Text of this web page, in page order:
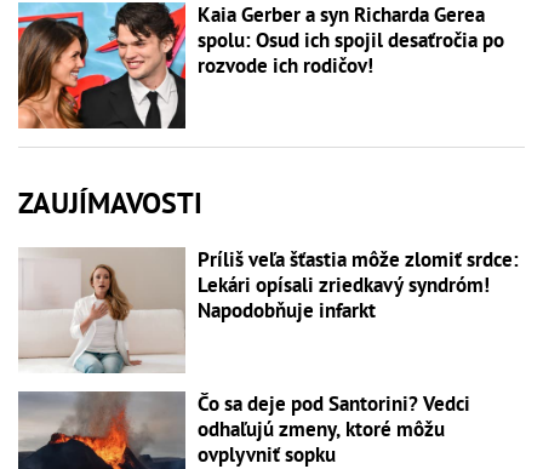
Kaia Gerber a syn Richarda Gerea
spolu: Osud ich spojil desaťročia po
rozvode ich rodičov!
ZAUJÍMAVOSTI
Príliš veľa šťastia môže zlomiť srdce:
Lekári opísali zriedkavý syndróm!
Napodobňuje infarkt
Čo sa deje pod Santorini? Vedci
odhaľujú zmeny, ktoré môžu
ovplyvniť sopku